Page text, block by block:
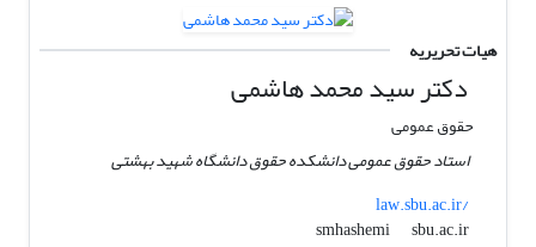
هیات تحریریه
دکتر سید محمد هاشمی
حقوق عمومی
استاد حقوق عمومی دانشکده حقوق دانشگاه شهید بهشتی
law.sbu.ac.ir/
smhashemi
sbu.ac.ir